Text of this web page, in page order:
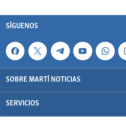
SÍGUENOS
SOBRE MARTÍ NOTICIAS
SERVICIOS